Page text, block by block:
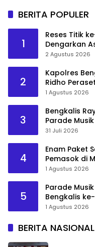
BERITA POPULER
1
Reses Titik
Dengarkan
2 Agustus 2026
2
Kapolres
Ridho
1 Agustus 2026
3
Bengkalis
Parade
31 Juli 2026
4
Enam Paket
Pemasok di
1 Agustus 2026
5
Parade
Bengkalis
1 Agustus 2026
BERITA NASIONAL